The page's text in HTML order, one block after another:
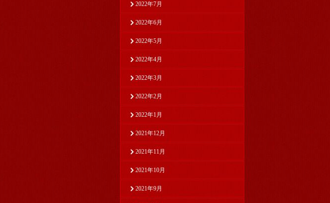
2022年7月
2022年6月
2022年5月
2022年4月
2022年3月
2022年2月
2022年1月
2021年12月
2021年11月
2021年10月
2021年9月